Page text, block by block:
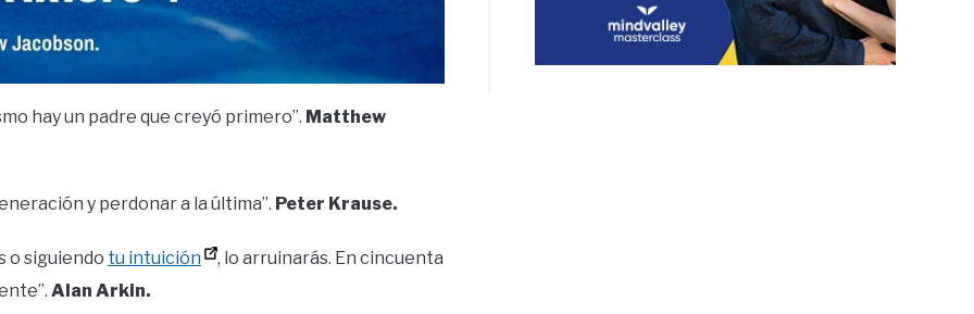
hay un padre que creyó primero”. Matthew
y perdonar a la última”. Peter Krause.
o siguiendo tu intuición
, lo arruinarás. En cincuenta
Alan Arkin.